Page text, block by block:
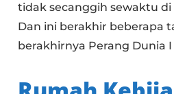
tidak secanggih sewaktu di
Dan ini berakhir beberapa
berakhirnya Perang Dunia I